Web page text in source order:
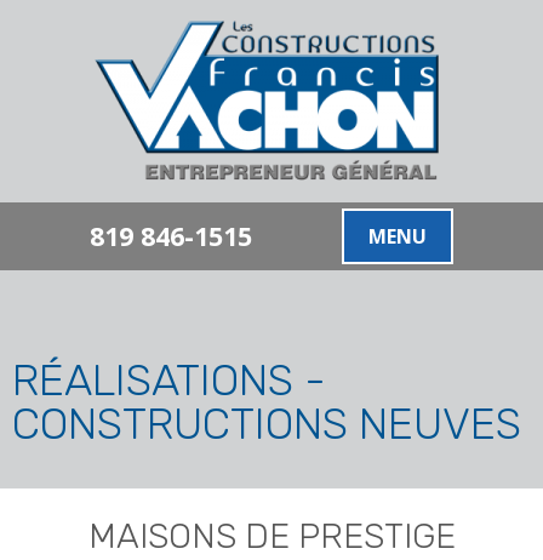
819 846-1515 MENU
RÉALISATIONS -
CONSTRUCTIONS NEUVES
MAISONS DE PRESTIGE